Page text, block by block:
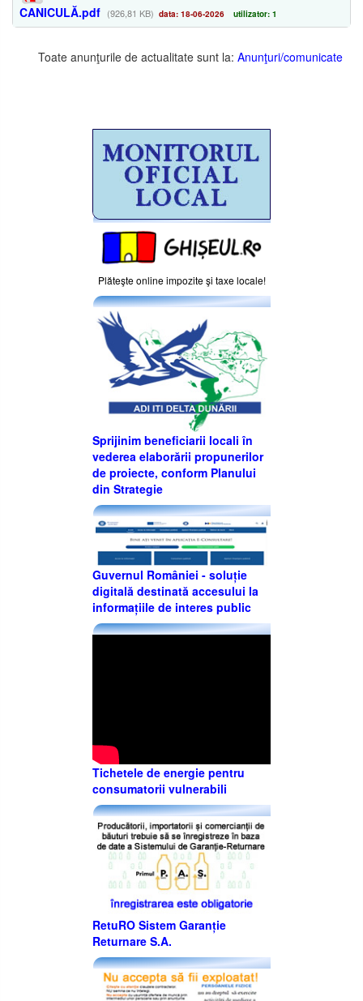
CANICULĂ.pdf (926,81 KB) data: 18-06-2026 utilizator: 1
Toate anunţurile de actualitate sunt la: Anunţuri/comunicate
Plăteşte online impozite şi taxe locale!
Sprijinim beneficiarii locali în
vederea elaborării propunerilor
de proiecte, conform Planului
din Strategie
Guvernul României - soluție
digitală destinată accesului la
informațiile de interes public
Tichetele de energie pentru
consumatorii vulnerabili
RetuRO Sistem Garanție
Returnare S.A.